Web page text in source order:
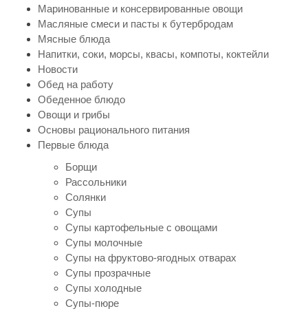
Маринованные и консервированные овощи
Масляные смеси и пасты к бутербродам
Мясные блюда
Напитки, соки, морсы, квасы, компоты, коктейли
Новости
Обед на работу
Обеденное блюдо
Овощи и грибы
Основы рационального питания
Первые блюда
Борщи
Рассольники
Солянки
Супы
Супы картофельные с овощами
Супы молочные
Супы на фруктово-ягодных отварах
Супы прозрачные
Супы холодные
Супы-пюре